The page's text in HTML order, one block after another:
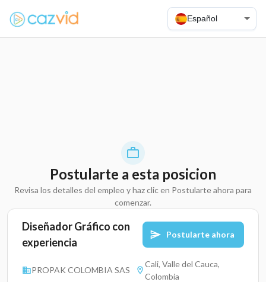
Español
Postularte a esta posicion
Revisa los detalles del empleo y haz clic en Postularte ahora para
comenzar.
Diseñador Gráfico con
experiencia
Postularte ahora
PROPAK COLOMBIA SAS
Cali, Valle del Cauca,
Colombia